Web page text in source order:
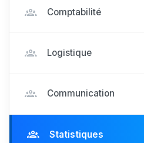
Comptabilité
Logistique
Communication
Statistiques